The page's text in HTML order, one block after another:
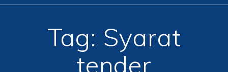
Tag: Syarat
tender